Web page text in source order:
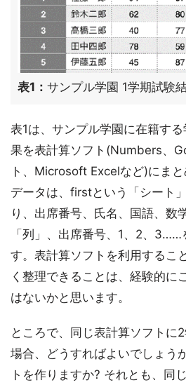
表1： サンプル学園 1学期試験
表1は、サンプル学園に在籍す
果を表計算ソフト(Numbers、
ト、Microsoft Excelなど)にま
データは、firstという「シート
り、出席番号、氏名、国語、数
「列」、出席番号、1、2、3……
す。表計算ソフトを利用するこ
く整理できることは、経験的に
はないかと思います。
ところで、同じ表計算ソフトに
場合、どうすればよいでしょう
トを作りますか? それとも、同